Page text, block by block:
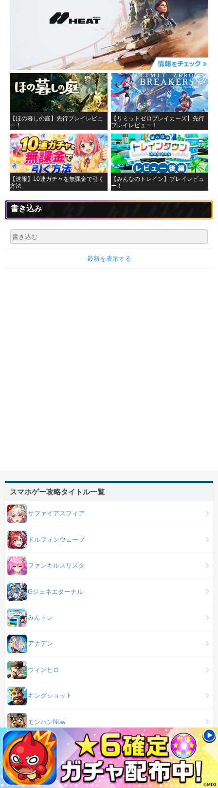
【ほの暮しの庭】先行プレイレビュ
ー！
【リミットゼロブレイカーズ】先行
プレイレビュー！
【速報】10連ガチャを無課金で引く
方法
【みんなのトレイン】プレイレビュ
ー！
書き込み
最新を表示する
スマホゲー攻略タイトル一覧
サファイアスフィア
ドルフィンウェーブ
ファンキルスリスタ
Gジェネエターナル
みんトレ
アナデン
ウィンヒロ
キングショット
モンハンNow
ポケモンフレンズ
ドット異世界